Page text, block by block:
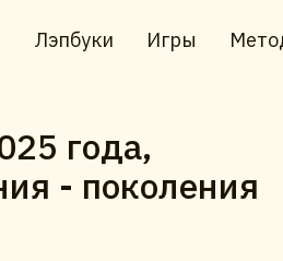
Лэпбуки Игры
года,
- поколения